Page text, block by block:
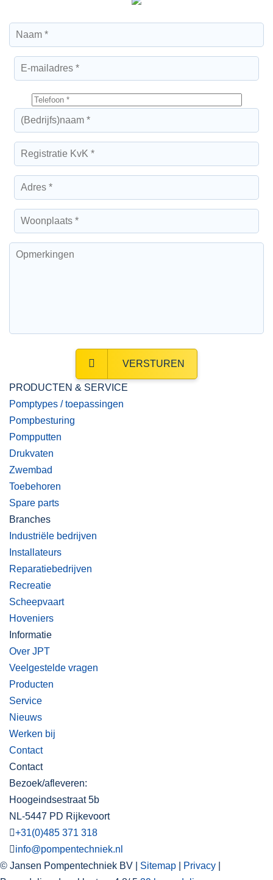
VERSTUREN
PRODUCTEN & SERVICE
Pomptypes / toepassingen
Pompbesturing
Pompputten
Drukvaten
Zwembad
Toebehoren
Spare parts
Branches
Industriële bedrijven
Installateurs
Reparatiebedrijven
Recreatie
Scheepvaart
Hoveniers
Informatie
Over JPT
Veelgestelde vragen
Producten
Service
Nieuws
Werken bij
Contact
Contact
Bezoek/afleveren:
Hoogeindsestraat 5b
NL-5447 PD Rijkevoort
+31(0)485 371 318
info@pompentechniek.nl
© Jansen Pompentechniek BV | Sitemap Privacy